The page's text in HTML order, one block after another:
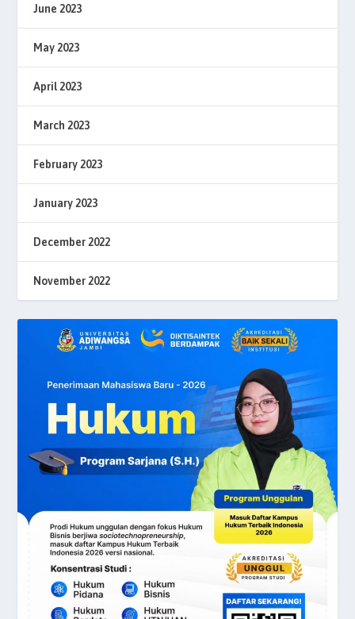
June 2023
May 2023
April 2023
March 2023
February 2023
January 2023
December 2022
November 2022